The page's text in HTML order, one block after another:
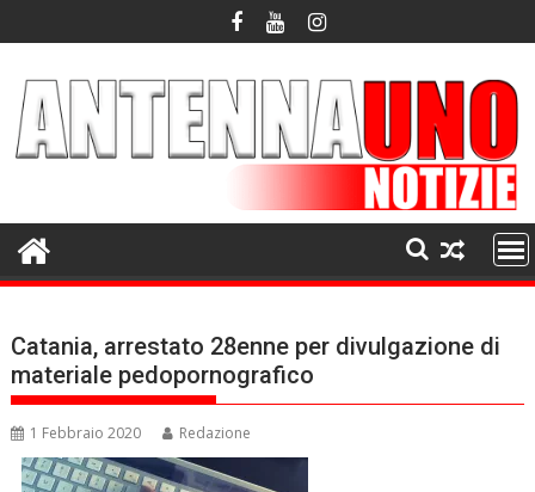
to
Catania, arrestato 28enne per divulgazione di
materiale pedopornografico
1 Febbraio 2020 Redazione